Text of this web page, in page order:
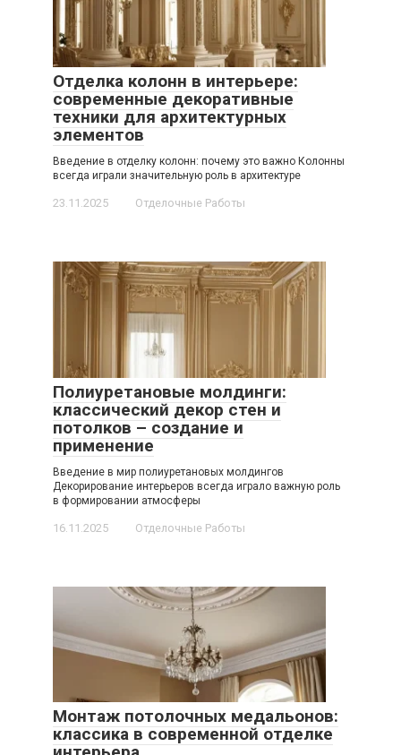
Отделка колонн в интерьере:
современные декоративные
техники для архитектурных
элементов
Введение в отделку колонн: почему это важно Колонны
всегда играли значительную роль в архитектуре
23.11.2025 Отделочные Работы
Полиуретановые молдинги:
классический декор стен и
потолков – создание и
применение
Введение в мир полиуретановых молдингов
Декорирование интерьеров всегда играло важную роль
в формировании атмосферы
16.11.2025 Отделочные Работы
Монтаж потолочных медальонов:
классика в современной отделке